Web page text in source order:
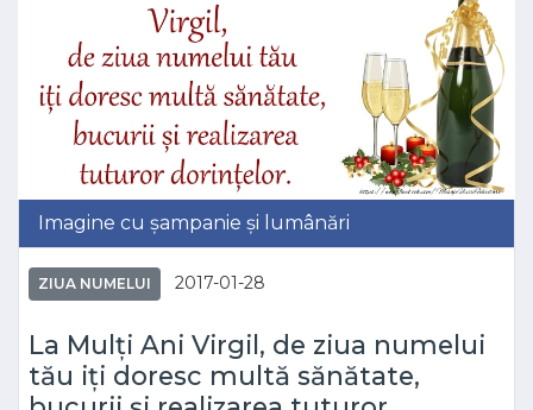
Imagine cu șampanie și lumânări
ZIUA NUMELUI 2017-01-28
La Mulți Ani Virgil, de ziua numelui
tău iți doresc multă sănătate,